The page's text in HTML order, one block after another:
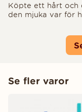
Köpte ett hårt och
den mjuka var för
Se fler varor